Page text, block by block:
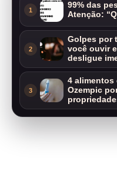
1
99% das
Atenção:
2
Golpes por
você ouvir
desligue
3
4 alimentos
Ozempic